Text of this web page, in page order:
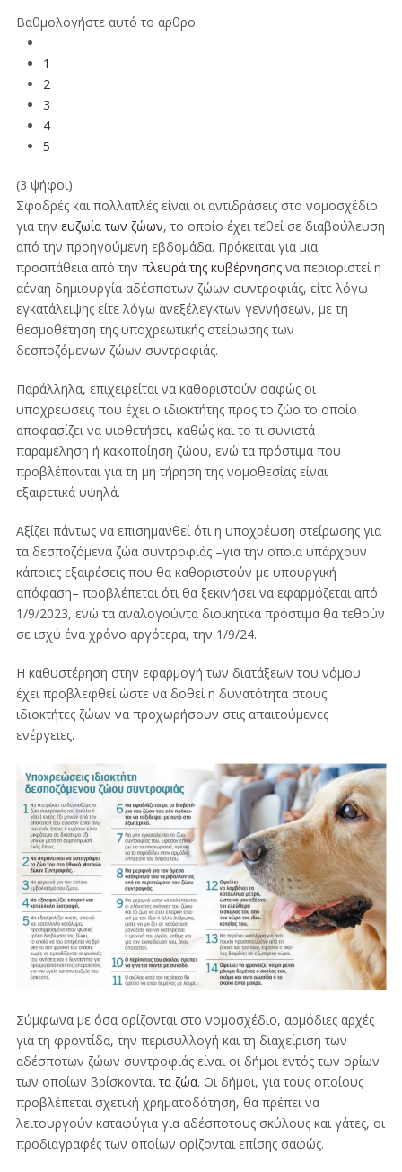
Βαθμολογήστε αυτό το άρθρο
1
2
3
4
5
(3 ψήφοι)
Σφοδρές και πολλαπλές είναι οι αντιδράσεις στο νομοσχέδιο
για την ευζωία των ζώων, το οποίο έχει τεθεί σε διαβούλευση
από την προηγούμενη εβδομάδα. Πρόκειται για μια
προσπάθεια από την πλευρά της κυβέρνησηςνα περιοριστεί η
αέναη δημιουργία αδέσποτων ζώων συντροφιάς, είτε λόγω
εγκατάλειψης είτε λόγω ανεξέλεγκτων γεννήσεων, με τη
θεσμοθέτηση της υποχρεωτικής στείρωσης των
δεσποζόμενων ζώων συντροφιάς.
Παράλληλα, επιχειρείται να καθοριστούν σαφώς οι
υποχρεώσεις που έχει ο ιδιοκτήτης προς το ζώο το οποίο
αποφασίζει να υιοθετήσει, καθώς και το τι συνιστά
παραμέληση ή κακοποίηση ζώου, ενώ τα πρόστιμα που
προβλέπονται για τη μη τήρηση της νομοθεσίας είναι
εξαιρετικά υψηλά.
Αξίζει πάντως να επισημανθεί ότι η υποχρέωση στείρωσης για
τα δεσποζόμενα ζώα συντροφιάς –για την οποία υπάρχουν
κάποιες εξαιρέσεις που θα καθοριστούν με υπουργική
απόφαση– προβλέπεται ότι θα ξεκινήσει να εφαρμόζεται από
1/9/2023, ενώ τα αναλογούντα διοικητικά πρόστιμα θα τεθούν
σε ισχύ ένα χρόνο αργότερα, την 1/9/24.
Η καθυστέρηση στην εφαρμογή των διατάξεων του νόμου
έχει προβλεφθεί ώστε να δοθεί η δυνατότητα στους
ιδιοκτήτες ζώων να προχωρήσουν στις απαιτούμενες
ενέργειες.
Σύμφωνα με όσα ορίζονται στο νομοσχέδιο, αρμόδιες αρχές
για τη φροντίδα, την περισυλλογή και τη διαχείριση των
αδέσποτων ζώων συντροφιάς είναι οι δήμοι εντός των ορίων
των οποίων βρίσκονταιτα ζώα. Οι δήμοι, για τους οποίους
προβλέπεται σχετική χρηματοδότηση, θα πρέπει να
λειτουργούν καταφύγια για αδέσποτους σκύλους και γάτες, οι
προδιαγραφές των οποίων ορίζονται επίσης σαφώς.